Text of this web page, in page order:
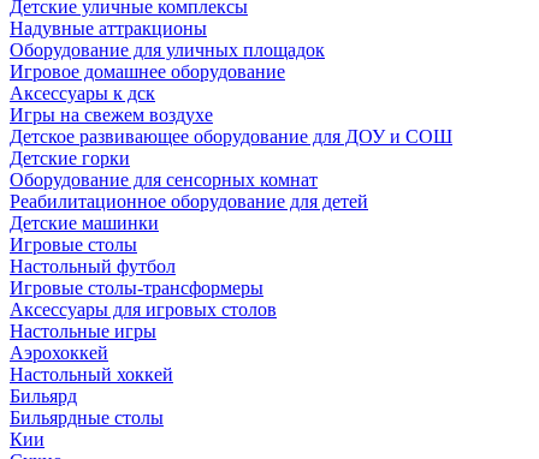
Детские уличные комплексы
Надувные аттракционы
Оборудование для уличных площадок
Игровое домашнее оборудование
Аксессуары к дск
Игры на свежем воздухе
Детское развивающее оборудование для ДОУ и СОШ
Детские горки
Оборудование для сенсорных комнат
Реабилитационное оборудование для детей
Детские машинки
Игровые столы
Настольный футбол
Игровые столы-трансформеры
Аксессуары для игровых столов
Настольные игры
Аэрохоккей
Настольный хоккей
Бильярд
Бильярдные столы
Кии